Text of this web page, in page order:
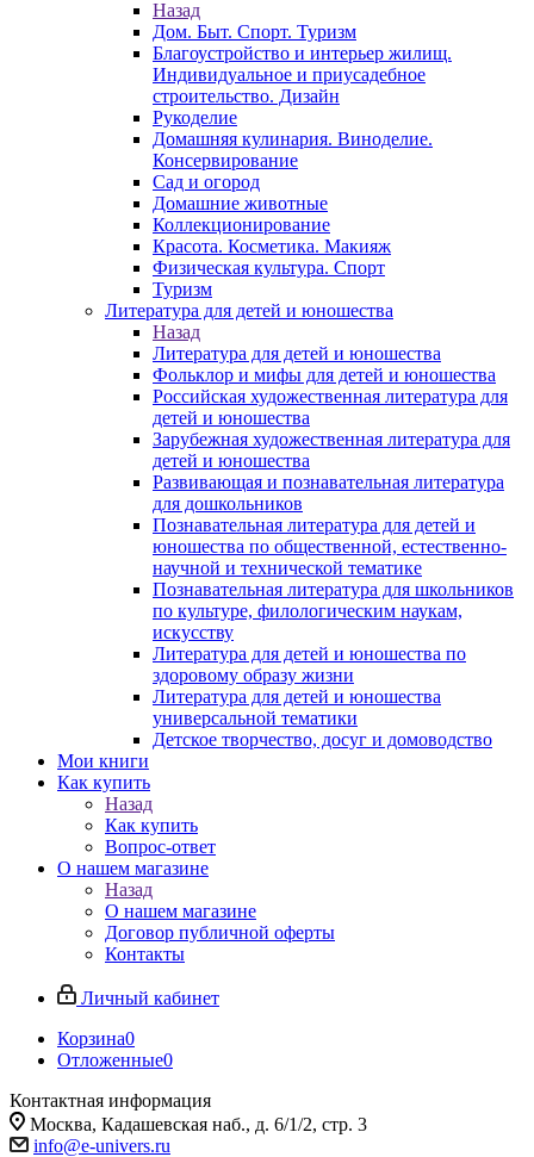
Назад
Дом. Быт. Спорт. Туризм
Благоустройство и интерьер жилищ.
Индивидуальное и приусадебное
строительство. Дизайн
Рукоделие
Домашняя кулинария. Виноделие.
Консервирование
Сад и огород
Домашние животные
Коллекционирование
Красота. Косметика. Макияж
Физическая культура. Спорт
Туризм
Литература для детей и юношества
Назад
Литература для детей и юношества
Фольклор и мифы для детей и юношества
Российская художественная литература для
детей и юношества
Зарубежная художественная литература для
детей и юношества
Развивающая и познавательная литература
для дошкольников
Познавательная литература для детей и
юношества по общественной, естественно-
научной и технической тематике
Познавательная литература для школьников
по культуре, филологическим наукам,
искусству
Литература для детей и юношества по
здоровому образу жизни
Литература для детей и юношества
универсальной тематики
Детское творчество, досуг и домоводство
Мои книги
Как купить
Назад
Как купить
Вопрос-ответ
О нашем магазине
Назад
О нашем магазине
Договор публичной оферты
Контакты
Личный кабинет
Корзина0
Отложенные0
Контактная информация
Москва, Кадашевская наб., д. 6/1/2, стр. 3
info@e-univers.ru